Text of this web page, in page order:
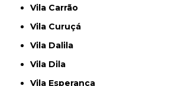
Vila Carrão
Vila Curuçá
Vila Dalila
Vila Dila
Vila Esperança